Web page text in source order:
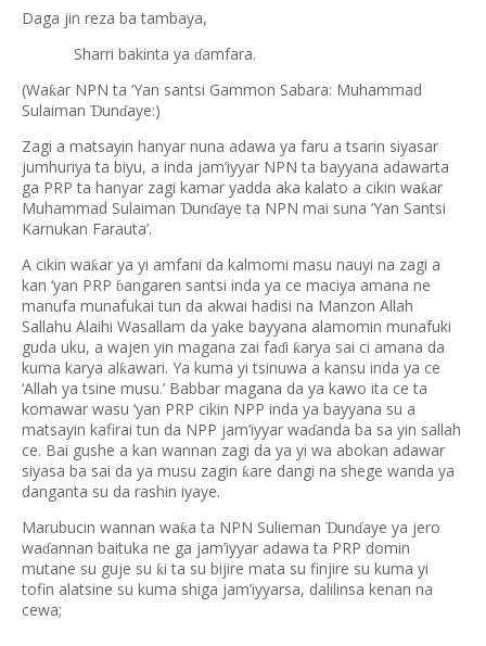
Daga jin reza ba tambaya,
Sharri bakinta ya ɗamfara.
(Waƙar NPN ta ‘Yan santsi Gammon Sabara: Muhammad
Sulaiman Ɗunɗaye:)
Zagi a matsayin hanyar nuna adawa ya faru a tsarin siyasar
jumhuriya ta biyu, a inda jam’iyyar NPN ta bayyana adawarta
ga PRP ta hanyar zagi kamar yadda aka kalato a cikin waƙar
Muhammad Sulaiman Ɗunɗaye ta NPN mai suna ‘Yan Santsi
Karnukan Farauta’.
A cikin waƙar ya yi amfani da kalmomi masu nauyi na zagi a
kan ‘yan PRP ɓangaren santsi inda ya ce maciya amana ne
manufa munafukai tun da akwai hadisi na Manzon Allah
Sallahu Alaihi Wasallam da yake bayyana alamomin munafuki
guda uku, a wajen yin magana zai faɗi ƙarya sai ci amana da
kuma karya alƙawari. Ya kuma yi tsinuwa a kansu inda ya ce
‘Allah ya tsine musu.’ Babbar magana da ya kawo ita ce ta
komawar wasu ‘yan PRP cikin NPP inda ya bayyana su a
matsayin kafirai tun da NPP jam’iyyar waɗanda ba sa yin sallah
ce. Bai gushe a kan wannan zagi da ya yi wa abokan adawar
siyasa ba sai da ya musu zagin ƙare dangi na shege wanda ya
danganta su da rashin iyaye.
Marubucin wannan waƙa ta NPN Sulieman Ɗunɗaye ya jero
waɗannan baituka ne ga jam’iyyar adawa ta PRP domin
mutane su guje su ƙi ta su bijire mata su finjire su kuma yi
tofin alatsine su kuma shiga jam’iyyarsa, dalilinsa kenan na
cewa;